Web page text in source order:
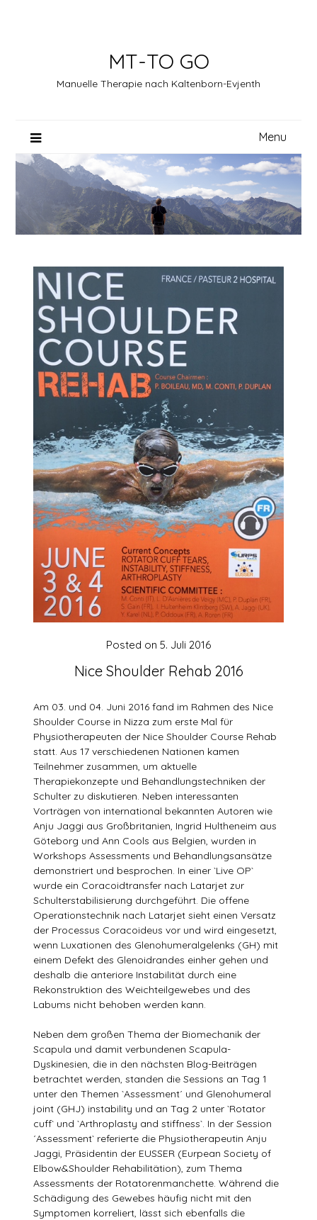
MT-TO GO
Manuelle Therapie nach Kaltenborn-Evjenth
Menu
Nice Shoulder Rehab 2016
Posted on 5. Juli 2016
Am 03. und 04. Juni 2016 fand im Rahmen des Nice
Shoulder Course in Nizza zum erste Mal für
Physiotherapeuten der Nice Shoulder Course Rehab
statt. Aus 17 verschiedenen Nationen kamen
Teilnehmer zusammen, um aktuelle
Therapiekonzepte und Behandlungstechniken der
Schulter zu diskutieren. Neben interessanten
Vorträgen von international bekannten Autoren wie
Anju Jaggi aus Großbritanien, Ingrid Hultheneim aus
Göteborg und Ann Cools aus Belgien, wurden in
Workshops Assessments und Behandlungsansätze
demonstriert und besprochen. In einer `Live OP`
wurde ein Coracoidtransfer nach Latarjet zur
Schulterstabilisierung durchgeführt. Die offene
Operationstechnik nach Latarjet sieht einen Versatz
der Processus Coracoideus vor und wird eingesetzt,
wenn Luxationen des Glenohumeralgelenks (GH) mit
einem Defekt des Glenoidrandes einher gehen und
deshalb die anteriore Instabilität durch eine
Rekonstruktion des Weichteilgewebes und des
Labums nicht behoben werden kann.
Neben dem großen Thema der Biomechanik der
Scapula und damit verbundenen Scapula-
Dyskinesien, die in den nächsten Blog-Beiträgen
betrachtet werden, standen die Sessions an Tag 1
unter den Themen `Assessment´ und Glenohumeral
joint (GHJ) instability und an Tag 2 unter `Rotator
cuff` und `Arthroplasty and stiffness`. In der Session
´Assessment` referierte die Physiotherapeutin Anju
Jaggi, Präsidentin der EUSSER (Eurpean Society of
Elbow&Shoulder Rehabilitätion), zum Thema
Assessments der Rotatorenmanchette. Während die
Schädigung des Gewebes häufig nicht mit den
Symptomen korreliert, lässt sich ebenfalls die